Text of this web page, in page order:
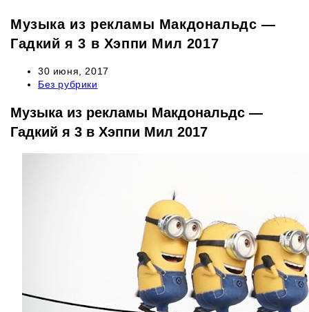
Музыка из рекламы Макдональдс —
Гадкий я 3 в Хэппи Мил 2017
Запись
опубликована:
30 июня, 2017
Рубрика
Без рубрики
Музыка из рекламы Макдональдс —
Гадкий я 3 в Хэппи Мил 2017